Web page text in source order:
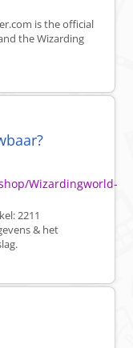
is the official
the Wizarding
Wizardingworld-
2211
& het